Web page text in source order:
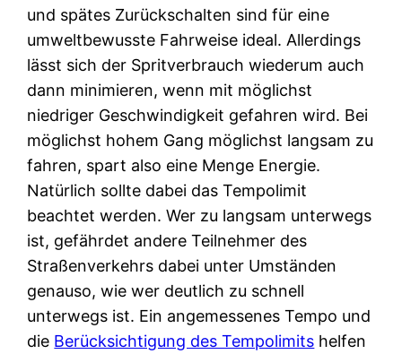
und spätes Zurückschalten sind für eine
umweltbewusste Fahrweise ideal. Allerdings
lässt sich der Spritverbrauch wiederum auch
dann minimieren, wenn mit möglichst
niedriger Geschwindigkeit gefahren wird. Bei
möglichst hohem Gang möglichst langsam zu
fahren, spart also eine Menge Energie.
Natürlich sollte dabei das Tempolimit
beachtet werden. Wer zu langsam unterwegs
ist, gefährdet andere Teilnehmer des
Straßenverkehrs dabei unter Umständen
genauso, wie wer deutlich zu schnell
unterwegs ist. Ein angemessenes Tempo und
die Berücksichtigung des Tempolimits helfen